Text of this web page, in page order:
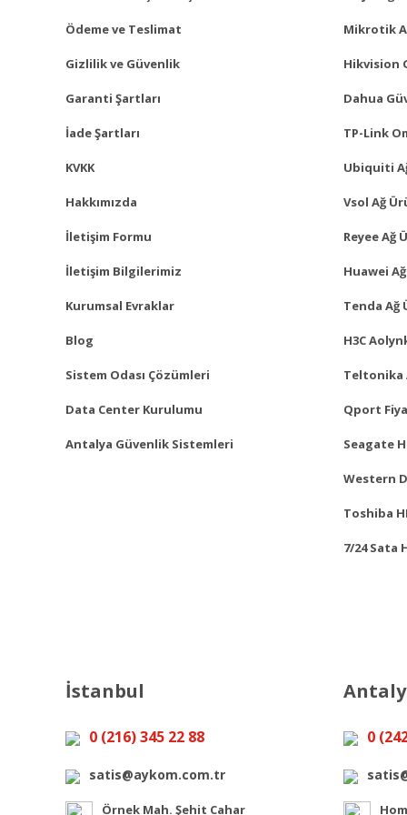
Ödeme ve Teslimat
Gizlilik ve Güvenlik
Garanti Şartları
İade Şartları
KVKK
Hakkımızda
İletişim Formu
İletişim Bilgilerimiz
Kurumsal Evraklar
Blog
Sistem Odası Çözümleri
Data Center Kurulumu
Antalya Güvenlik Sistemleri
Mikrotik
Hikvision
Dahua
TP-Link
Ubiquiti
Vsol Ağ
Reyee Ağ
Huawei
Tenda Ağ
H3C
Teltonika
Qport
Seagate
Western
Toshiba
7/24 Sata
İstanbul
0 (216) 345 22 88
satis@aykom.com.tr
Örnek Mah. Şehit Cahar
0